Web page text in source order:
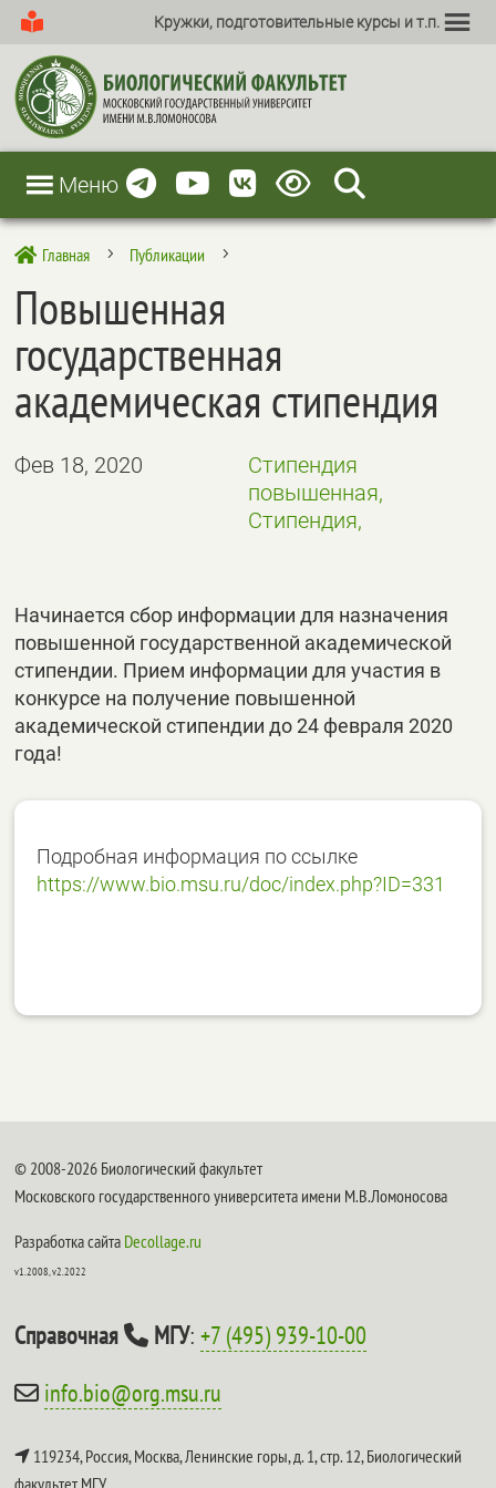
Кружки, подготовительные курсы и т.п.
Меню
 Главная 5 Публикации 5
Повышенная
государственная
академическая стипендия
Фев 18, 2020
Стипендия
повышенная,
Стипендия,
Начинается сбор информации для назначения
повышенной государственной академической
стипендии. Прием информации для участия в
конкурсе на получение повышенной
академической стипендии до 24 февраля 2020
года!
Подробная информация по ссылке
https://www.bio.msu.ru/doc/index.php?ID=331
© 2008-2026 Биологический факультет
Московского государственного университета имени М.В.Ломоносова
Разработка сайта Decollage.ru
v1.2008, v2.2022
Справочная МГУ:+7 (495) 939-10-00
info.bio@org.msu.ru
119234, Россия, Москва, Ленинские горы, д. 1, стр. 12,Биологический
факультет МГУ